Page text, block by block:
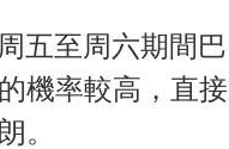
五至周六期間巴
機率較高，直接
。